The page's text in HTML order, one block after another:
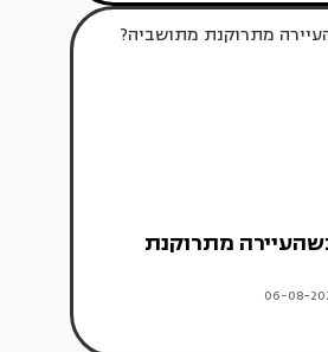
מתרוקנת
06-08-